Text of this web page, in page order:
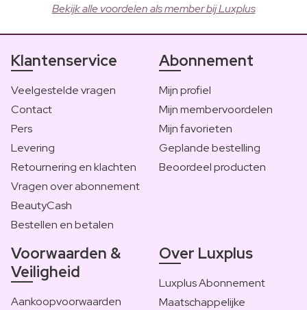
Bekijk alle voordelen als member bij Luxplus
Klantenservice
Veelgestelde vragen
Contact
Pers
Levering
Retournering en klachten
Vragen over abonnement
BeautyCash
Bestellen en betalen
Abonnement
Mijn profiel
Mijn membervoordelen
Mijn favorieten
Geplande bestelling
Beoordeel producten
Voorwaarden &
Veiligheid
Aankoopvoorwaarden
Over Luxplus
Luxplus Abonnement
Maatschappelijke